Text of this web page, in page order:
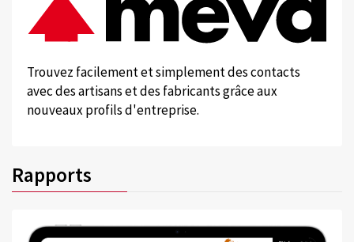
Trouvez facilement et simplement des contacts
avec des artisans et des fabricants grâce aux
nouveaux profils d'entreprise.
Rapports